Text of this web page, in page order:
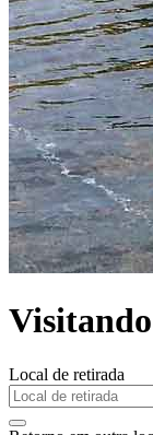
Local de retirada